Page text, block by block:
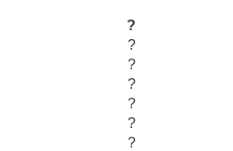
?
?
?
?
?
?
?